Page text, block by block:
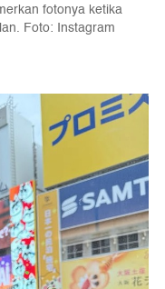
fotonya ketika
Foto: Instagram